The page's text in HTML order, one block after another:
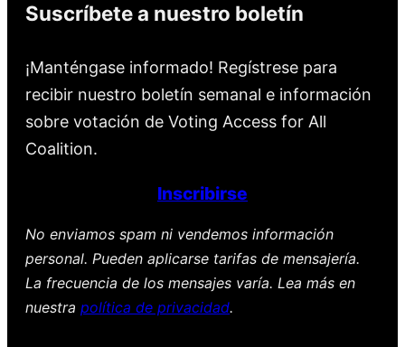
Suscríbete a nuestro boletín
¡Manténgase informado! Regístrese para
recibir nuestro boletín semanal e información
sobre votación de Voting Access for All
Coalition.
Inscribirse
No enviamos spam ni vendemos información
personal. Pueden aplicarse tarifas de mensajería.
La frecuencia de los mensajes varía. Lea más en
nuestra política de privacidad.